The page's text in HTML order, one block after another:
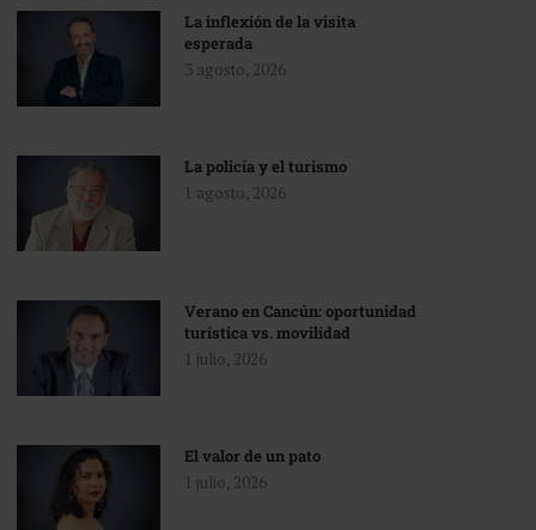
La inflexión de la visita
esperada
3 agosto, 2026
La policía y el turismo
1 agosto, 2026
Verano en Cancún: oportunidad
turística vs. movilidad
1 julio, 2026
El valor de un pato
1 julio, 2026